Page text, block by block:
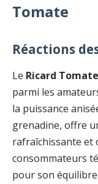
Tomate
Réactions
Le Ricard Tomate
parmi les
la puissance
grenadine, offre
rafraîchissante et
consommateurs
pour son